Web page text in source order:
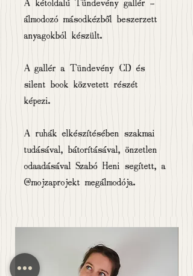
A kétoldalú Tündevény gallér -
álmodozó másodkézből beszerzett
anyagokból készült.
A gallér a Tündevény CD és
silent book közvetett részét
képezi.
A ruhák elkészítésében szakmai
tudásával, bátorításával, önzetlen
odaadásával Szabó Heni segített, a
@mojzaprojekt megálmodója.